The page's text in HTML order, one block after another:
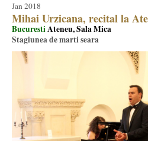
Jan 2018
Mihai Urzicana, recital la
BucurestiAteneu, Sala Mica
Stagiunea de marti seara